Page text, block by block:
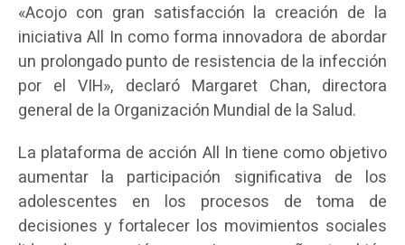
«Acojo con gran satisfacción la creación de la
iniciativa All In como forma innovadora de abordar
un prolongado punto de resistencia de la infección
por el VIH», declaró Margaret Chan, directora
general de la Organización Mundial de la Salud.
La plataforma de acción All In tiene como objetivo
aumentar la participación significativa de los
adolescentes en los procesos de toma de
decisiones y fortalecer los movimientos sociales